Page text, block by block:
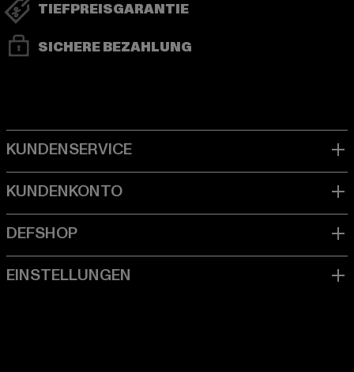
TIEFPREISGARANTIE
SICHERE BEZAHLUNG